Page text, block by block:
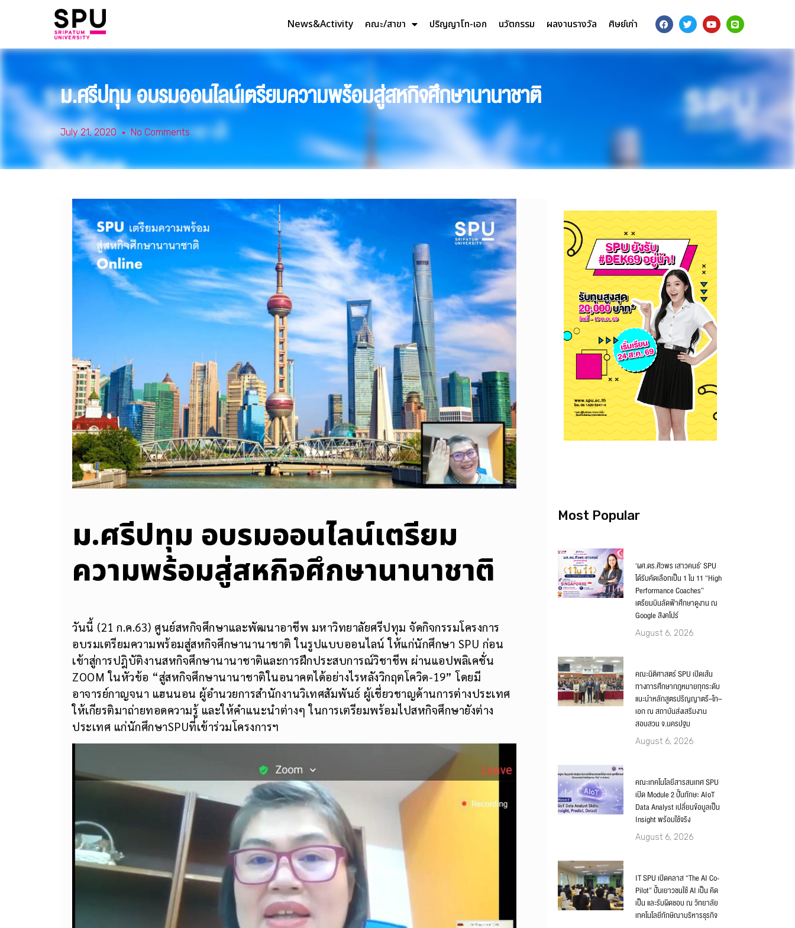
News&Activity คณะ/สาขา ปริญญาโท-เอก นวัตกรรม ผลงานรางวัล ศิษย์เก่า
ม.ศรีปทุม อบรมออนไลน์เตรียมความพร้อมสู่สหกิจศึกษานานาชาติ
July 21, 2020 No Comments
ม.ศรีปทุม อบรมออนไลน์เตรียม
ความพร้อมสู่สหกิจศึกษานานาชาติ
วันนี้ (21 ก.ค.63) ศูนย์สหกิจศึกษาและพัฒนาอาชีพ มหาวิทยาลัยศรีปทุม จัดกิจกรรมโครงการ
อบรมเตรียมความพร้อมสู่สหกิจศึกษานานาชาติ ในรูปแบบออนไลน์ ให้แก่นักศึกษา SPU ก่อน
เข้าสู่การปฎิบัติงานสหกิจศึกษานานาชาติและการฝึกประสบการณ์วิชาชีพ ผ่านแอปพลิเคชั่น
ZOOM ในหัวข้อ “สู่สหกิจศึกษานานาชาติในอนาคตได้อย่างไรหลังวิกฤตโควิด-19” โดยมี
อาจารย์กาญจนา แฮนนอน ผู้อำนวยการสำนักงานวิเทศสัมพันธ์ ผู้เชี่ยวชาญด้านการต่างประเทศ
ให้เกียรติมาถ่ายทอดความรู้ และให้คำแนะนำต่างๆ ในการเตรียมพร้อมไปสหกิจศึกษายังต่าง
ประเทศ แก่นักศึกษาSPUที่เข้าร่วมโครงการฯ
Most Popular
‘ผศ.ดร.ศิวพร เสาวคนธ์’ SPU
ได้รับคัดเลือกเป็น 1 ใน 11 “High
Performance Coaches”
เตรียมบินลัดฟ้าศึกษาดูงาน ณ
Google สิงคโปร์
August 6, 2026
คณะนิติศาสตร์ SPU เปิดเส้น
ทางการศึกษากฎหมายทุกระดับ
แนะนำหลักสูตรปริญญาตรี–โท–
เอก ณ สถาบันส่งเสริมงาน
สอบสวน จ.นครปฐม
August 6, 2026
คณะเทคโนโลยีสารสนเทศ SPU
เปิด Module 2 ปั้นทักษะ AIoT
Data Analyst เปลี่ยนข้อมูลเป็น
Insight พร้อมใช้จริง
August 6, 2026
IT SPU เปิดคลาส “The AI Co-
Pilot” ปั้นเยาวชนใช้ AI เป็น คิด
เป็น และรับผิดชอบ ณ วิทยาลัย
เทคโนโลยีทักษิณาบริหารธุรกิจ